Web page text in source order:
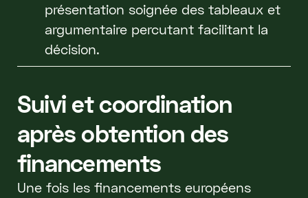
présentation soignée des tableaux et
argumentaire percutant facilitant la
décision.
Suivi et coordination
après obtention des
financements
Une fois les financements européens